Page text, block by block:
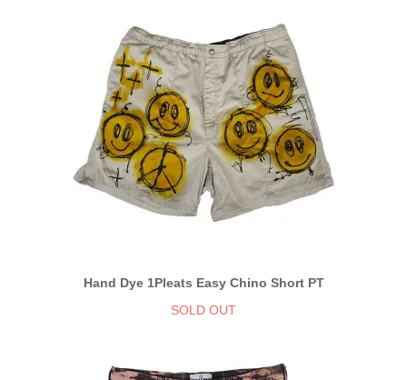
Hand Dye 1Pleats Easy Chino Short PT
SOLD OUT